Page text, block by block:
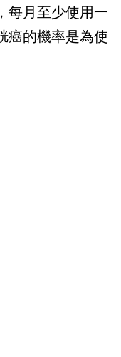
每月至少使用一
癌的機率是為使